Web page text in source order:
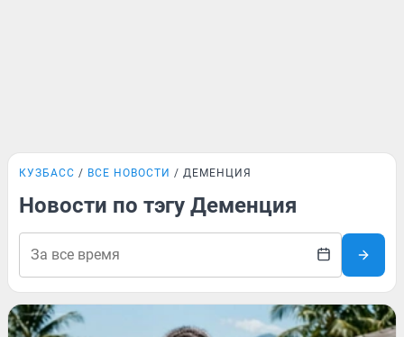
КУЗБАСС ВСЕ НОВОСТИ ДЕМЕНЦИЯ
Новости по тэгу Деменция